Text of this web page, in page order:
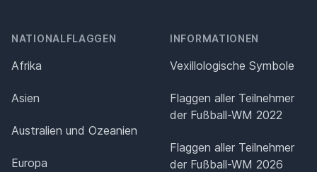
NATIONALFLAGGEN
Afrika
Asien
Australien und Ozeanien
Europa
INFORMATIONEN
Vexillologische Symbole
Flaggen aller Teilnehmer
der Fußball-WM 2022
Flaggen aller Teilnehmer
der Fußball-WM 2026